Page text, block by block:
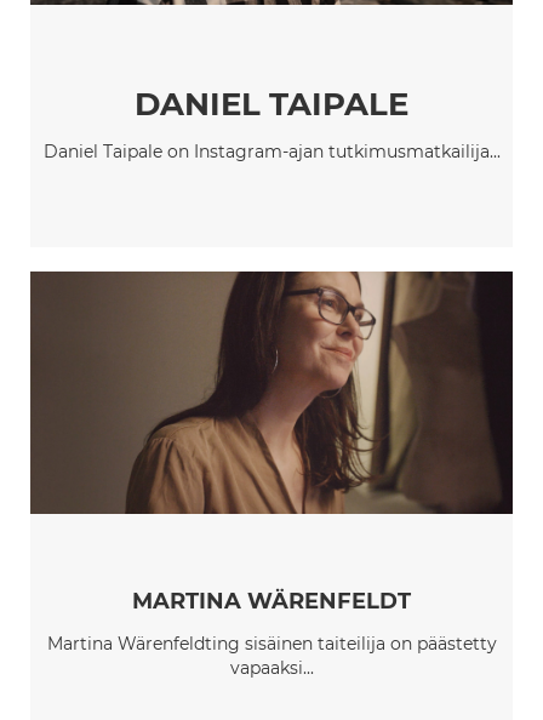
DANIEL TAIPALE
Daniel Taipale on Instagram-ajan tutkimusmatkailija...
MARTINA WÄRENFELDT
Martina Wärenfeldting sisäinen taiteilija on päästetty
vapaaksi...